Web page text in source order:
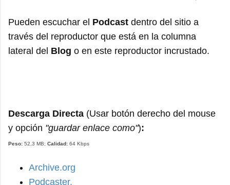
Pueden escuchar el Podcast dentro del sitio a
través del reproductor que está en la columna
lateral del Blog o en este reproductor incrustado.
Descarga Directa (Usar botón derecho del mouse
y opción "guardar enlace como"):
Peso: 52 3 MB; Calidad: 64 Kbps
Archive.org
Podcaster.